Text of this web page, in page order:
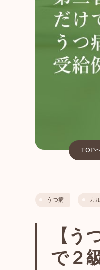
TOP
うつ病 カ
【う
で２